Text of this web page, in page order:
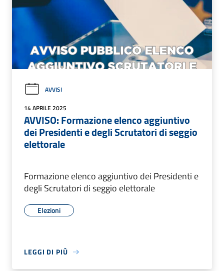
AVVISI
14 APRILE 2025
AVVISO: Formazione elenco aggiuntivo
dei Presidenti e degli Scrutatori di seggio
elettorale
Formazione elenco aggiuntivo dei Presidenti e
degli Scrutatori di seggio elettorale
Elezioni
LEGGI DI PIÙ